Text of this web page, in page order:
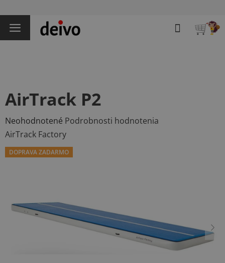
na
obsah
Hľadať
AirTrack P2
Priemerné
hodnotenie
produktu
je
hviezdičiek.
Neohodnotené Podrobnosti hodnotenia
AirTrack Factory
DOPRAVA ZADARMO